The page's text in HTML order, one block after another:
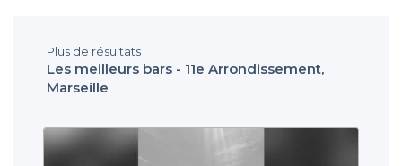
Plus de résultats
Les meilleurs bars - 11e Arrondissement,
Marseille